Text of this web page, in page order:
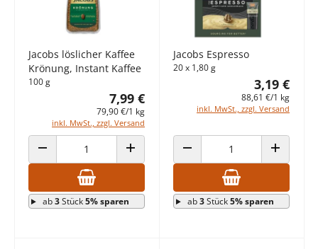
Jacobs löslicher Kaffee
Krönung, Instant Kaffee
100 g
7,99 €
79,90 €/1 kg
inkl. MwSt., zzgl. Versand
ANZAHL VERRINGERN ANZAHL ERHÖHEN
ab3Stück5% sparen
Jacobs Espresso
20 x 1,80 g
3,19 €
88,61 €/1 kg
inkl. MwSt., zzgl. Versand
ANZAHL VERRINGERN ANZAHL
ab3Stück5% sparen